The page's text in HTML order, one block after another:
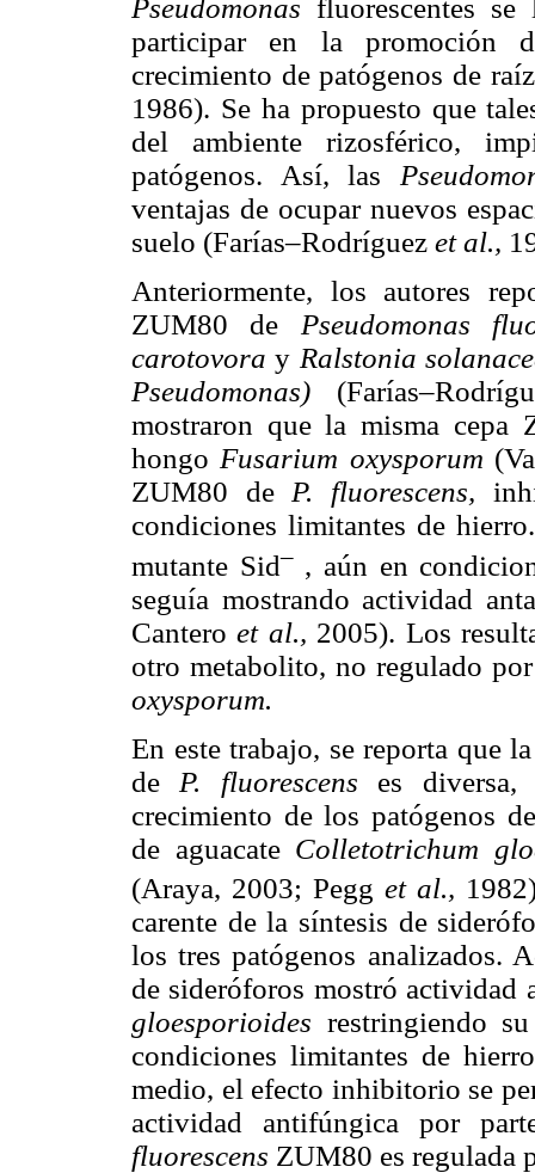
Pseudomonas fluorescentes
participar en la promoción
crecimiento de patógenos de
1986). Se ha propuesto que
del ambiente rizosférico,
patógenos. Así, las
ventajas de ocupar nuevos
suelo (Farías–Rodríguez et al.,
Anteriormente, los autores
ZUM80 de Pseudomonas
carotovora y Ralstonia
Pseudomonas)
mostraron que la misma
hongo Fusarium oxysporum
ZUM80 de P. fluorescens,
condiciones limitantes de
mutante Sid–, aún en
seguía mostrando actividad
Canteroet al., 2005). Los
otro metabolito, no regulado
oxysporum.
En este trabajo, se reporta que
de P. fluorescens es diversa,
crecimiento de los patógenos
de aguacate Colletotrichum
(Araya, 2003; Pegg et al.,
carente de la síntesis de
los tres patógenos analizados.
de sideróforos mostró actividad
gloesporioides restringiendo
condiciones limitantes de
medio, el efecto inhibitorio se
actividad antifúngica por
fluorescens ZUM80 es regulada